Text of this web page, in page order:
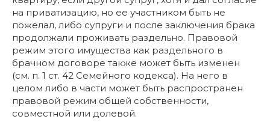
на приватизацию, но ее участником быть не
пожелал, либо супруги и после заключения брака
продолжали проживать раздельно. Правовой
режим этого имущества как раздельного в
брачном договоре также может быть изменен
(см. п. 1 ст. 42 Семейного кодекса). На него в
целом либо в части может быть распространен
правовой режим общей собственности,
совместной или долевой.